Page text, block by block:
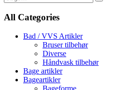
All Categories
Bad / VVS Artikler
Bruser tilbehør
Diverse
Håndvask tilbehør
Bage artikler
Bageartikler
Bageforme